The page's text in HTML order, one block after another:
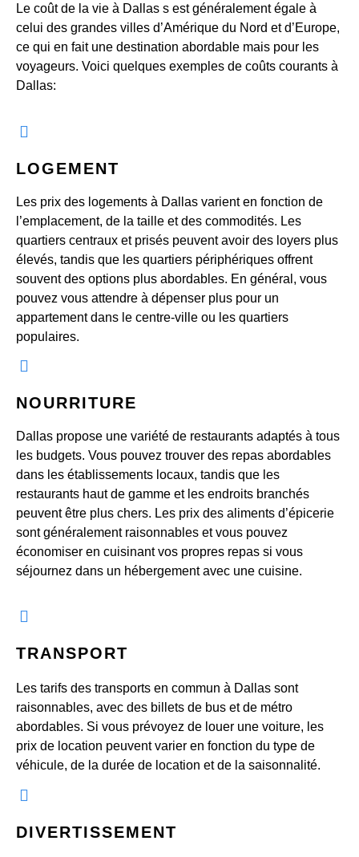
Le coût de la vie à Dallas s est généralement égale à
celui des grandes villes d’Amérique du Nord et d’Europe,
ce qui en fait une destination abordable mais pour les
voyageurs. Voici quelques exemples de coûts courants à
Dallas:
LOGEMENT
Les prix des logements à Dallas varient en fonction de
l’emplacement, de la taille et des commodités. Les
quartiers centraux et prisés peuvent avoir des loyers plus
élevés, tandis que les quartiers périphériques offrent
souvent des options plus abordables. En général, vous
pouvez vous attendre à dépenser plus pour un
appartement dans le centre-ville ou les quartiers
populaires.
NOURRITURE
Dallas propose une variété de restaurants adaptés à tous
les budgets. Vous pouvez trouver des repas abordables
dans les établissements locaux, tandis que les
restaurants haut de gamme et les endroits branchés
peuvent être plus chers. Les prix des aliments d’épicerie
sont généralement raisonnables et vous pouvez
économiser en cuisinant vos propres repas si vous
séjournez dans un hébergement avec une cuisine.
TRANSPORT
Les tarifs des transports en commun à Dallas sont
raisonnables, avec des billets de bus et de métro
abordables. Si vous prévoyez de louer une voiture, les
prix de location peuvent varier en fonction du type de
véhicule, de la durée de location et de la saisonnalité.
DIVERTISSEMENT